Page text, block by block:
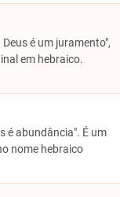
é um juramento",
em hebraico.
é abundância". É um
nome hebraico